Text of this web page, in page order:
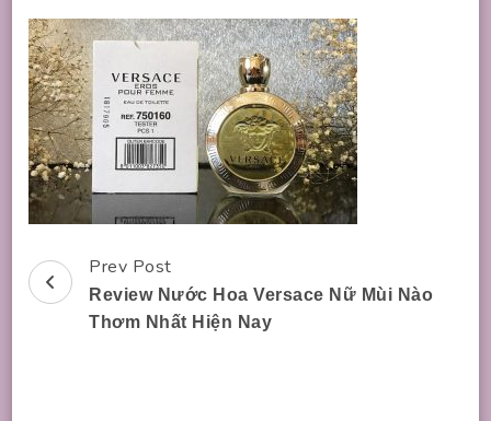
Post
Navigation
Prev Post
Review Nước Hoa Versace Nữ Mùi Nào
Thơm Nhất Hiện Nay